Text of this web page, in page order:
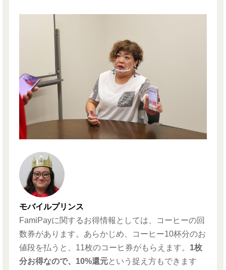
モバイルプリンス
FamiPayに関するお得情報としては、コーヒーの回
数券があります。あらかじめ、コーヒー10杯分のお
値段を払うと、11枚のコーヒ券がもらえます。 1枚
分お得なので、10%還元という捉え方もできます